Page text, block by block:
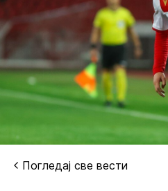
Погледај све вести